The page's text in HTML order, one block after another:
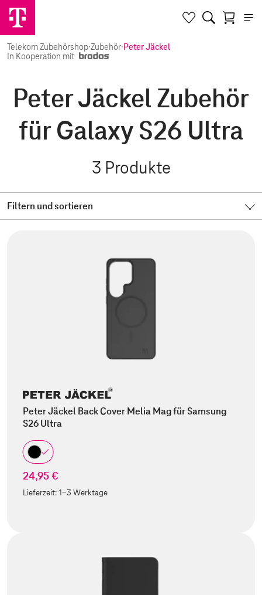
Telekom Zubehörshop·Zubehör·Peter Jäckel
In Kooperation mit
Peter Jäckel Zubehör
für Galaxy S26 Ultra
3 Produkte
Filtern und sortieren
Peter Jäckel Back Cover Melia Mag für Samsung
S26 Ultra
24,95 €
Lieferzeit:1-3 Werktage